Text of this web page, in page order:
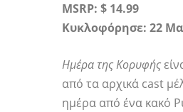
MSRP: $ 14.99
Κυκλοφόρησε: 22
Ημέρα της Κορυφής
από τα αρχικά cast
ημέρα από ένα κακό